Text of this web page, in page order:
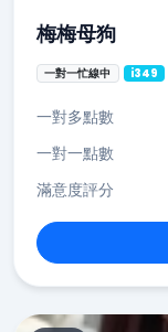
梅梅母狗
一對一忙線中 i349
一對多點數
一對一點數
滿意度評分